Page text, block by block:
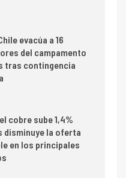
de
precio del cobre
por escasez
cómo el precio
y educación superior
en zonas
evacúa a 16
del campamento
tras contingencia
cobre sube 1,4%
disminuye la oferta
en los principales